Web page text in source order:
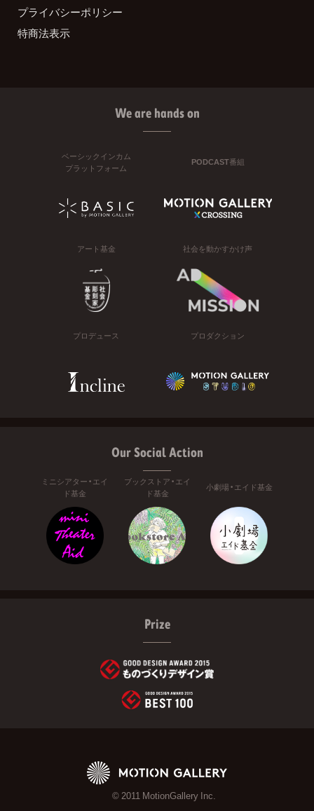
プライバシーポリシー
特商法表示
We are hands on
ベーシックインカム
プラットフォーム
PODCAST番組
アート基金 社会を動かすかけ声
プロデュース プロダクション
Our Social Action
ミニシアター・エイ
ド基金
ブックストア・エイ
ド基金
小劇場・エイド基金
Prize
© 2011 MotionGallery Inc.